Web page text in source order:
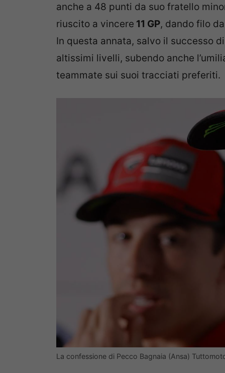
anche a 48 punti da suo fratello
riuscito a vincere 11 GP, dando filo
In questa annata, salvo il successo
altissimi livelli, subendo anche
teammate sui suoi tracciati preferiti.
La confessione di Pecco Bagnaia (Ansa)